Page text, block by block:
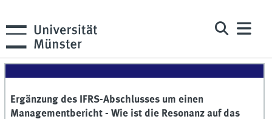
Ergänzung des IFRS-Abschlusses um einen
Managementbericht - Wie ist die Resonanz auf das